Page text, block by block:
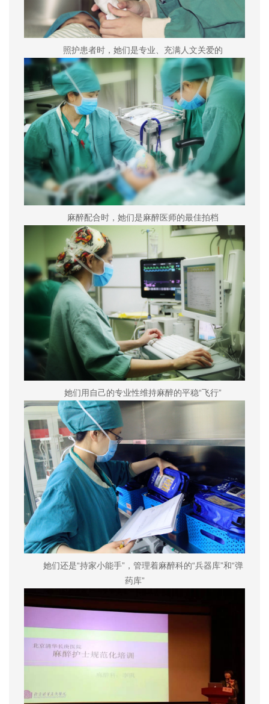
照护患者时，她们是专业、充满人文关爱的
麻醉配合时，她们是麻醉医师的最佳拍档
她们用自己的专业性维持麻醉的平稳“飞行”
她们还是“持家小能手”，管理着麻醉科的“兵器库”和“弹
药库”